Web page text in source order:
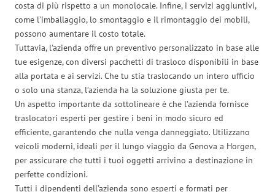
costa di più rispetto a un monolocale. Infine, i servizi aggiuntivi,
come l’imballaggio, lo smontaggio e il rimontaggio dei mobili,
possono aumentare il costo totale.
Tuttavia, l’azienda offre un preventivo personalizzato in base alle
tue esigenze, con diversi pacchetti di trasloco disponibili in base
alla portata e ai servizi. Che tu stia traslocando un intero ufficio
o solo una stanza, l’azienda ha la soluzione giusta per te.
Un aspetto importante da sottolineare è che l’azienda fornisce
traslocatori esperti per gestire i beni in modo sicuro ed
efficiente, garantendo che nulla venga danneggiato. Utilizzano
veicoli moderni, ideali per il lungo viaggio da Genova a Horgen,
per assicurare che tutti i tuoi oggetti arrivino a destinazione in
perfette condizioni.
Tutti i dipendenti dell’azienda sono esperti e formati per